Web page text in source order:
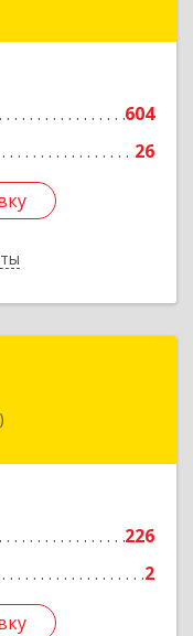
604
26
226
2
Мирнинский у,
Подробнее